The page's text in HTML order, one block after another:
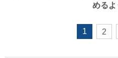
めるよ
1 2